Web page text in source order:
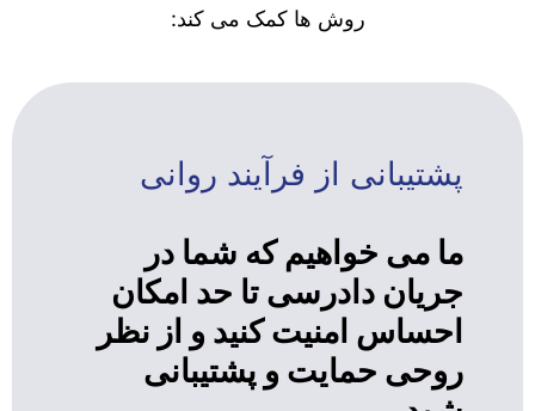
روش ها کمک می کند:
پشتیبانی از فرآیند روانی
ما می خواهیم که شما در
جریان دادرسی تا حد امکان
احساس امنیت کنید و از نظر
روحی حمایت و پشتیبانی